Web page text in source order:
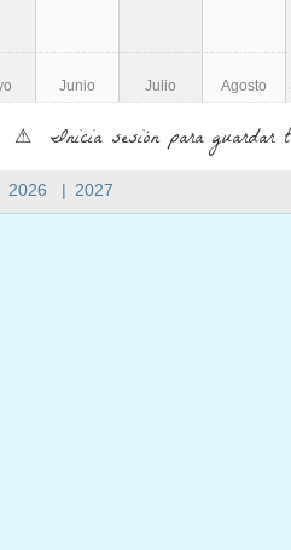
2026 | 2027
Junio Julio Agosto
⚠ Inicia sesión para guardar